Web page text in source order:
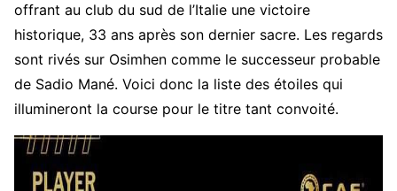
offrant au club du sud de l’Italie une victoire
historique, 33 ans après son dernier sacre. Les regards
sont rivés sur Osimhen comme le successeur probable
de Sadio Mané. Voici donc la liste des étoiles qui
illumineront la course pour le titre tant convoité.